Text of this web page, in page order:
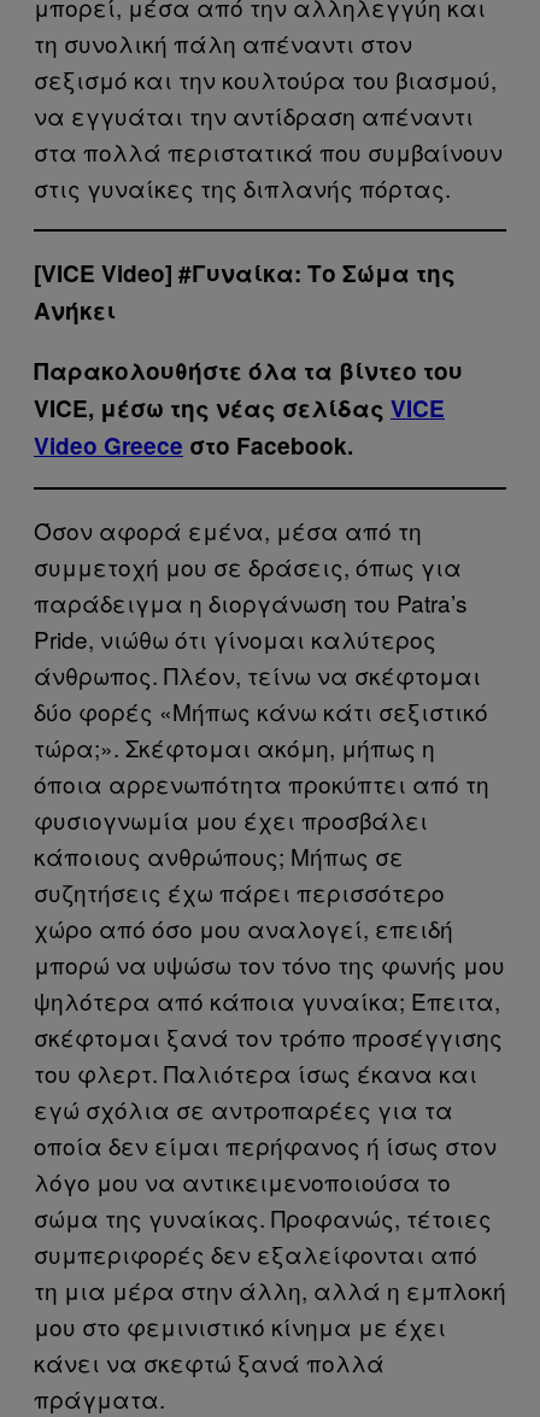
μπορεί, μέσα από την αλληλεγγύη και
τη συνολική πάλη απέναντι στον
σεξισμό και την κουλτούρα του βιασμού,
να εγγυάται την αντίδραση απέναντι
στα πολλά περιστατικά που συμβαίνουν
στις γυναίκες της διπλανής πόρτας.
[VICE Video] #Γυναίκα: Το Σώμα της
Ανήκει
Παρακολουθήστε όλα τα βίντεo του
VICE, μέσω της νέας σελίδας VICE
Video Greece στο Facebook.
Όσον αφορά εμένα, μέσα από τη
συμμετοχή μου σε δράσεις, όπως για
παράδειγμα η διοργάνωση του Patra’s
Pride, νιώθω ότι γίνομαι καλύτερος
άνθρωπος. Πλέον, τείνω να σκέφτομαι
δύο φορές «Μήπως κάνω κάτι σεξιστικό
τώρα;». Σκέφτομαι ακόμη, μήπως η
όποια αρρενωπότητα προκύπτει από τη
φυσιογνωμία μου έχει προσβάλει
κάποιους ανθρώπους; Μήπως σε
συζητήσεις έχω πάρει περισσότερο
χώρο από όσο μου αναλογεί, επειδή
μπορώ να υψώσω τον τόνο της φωνής μου
ψηλότερα από κάποια γυναίκα; Έπειτα,
σκέφτομαι ξανά τον τρόπο προσέγγισης
του φλερτ. Παλιότερα ίσως έκανα και
εγώ σχόλια σε αντροπαρέες για τα
οποία δεν είμαι περήφανος ή ίσως στον
λόγο μου να αντικειμενοποιούσα το
σώμα της γυναίκας. Προφανώς, τέτοιες
συμπεριφορές δεν εξαλείφονται από
τη μια μέρα στην άλλη, αλλά η εμπλοκή
μου στο φεμινιστικό κίνημα με έχει
κάνει να σκεφτώ ξανά πολλά
πράγματα.